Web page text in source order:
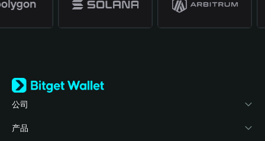
公司
关于 Bitget Wallet
产品